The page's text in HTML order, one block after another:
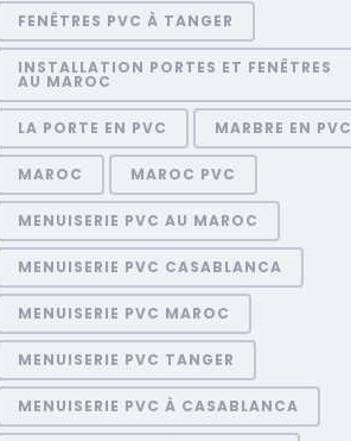
FENÊTRES PVC À TANGER
INSTALLATION PORTES ET FENÊTRES
AU MAROC
LA PORTE EN PVC MARBRE EN PVC
MAROC MAROC PVC
MENUISERIE PVC AU MAROC
MENUISERIE PVC CASABLANCA
MENUISERIE PVC MAROC
MENUISERIE PVC TANGER
MENUISERIE PVC À CASABLANCA